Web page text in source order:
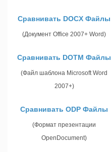
Сравнивать DOCX Файлы
(Документ Office 2007+ Word)
Сравнивать DOTM Файлы
(Файл шаблона Microsoft Word
2007+)
Сравнивать ODP Файлы
(Формат презентации
OpenDocument)